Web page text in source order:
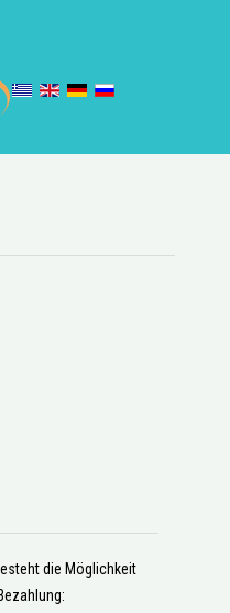
die Möglichkeit